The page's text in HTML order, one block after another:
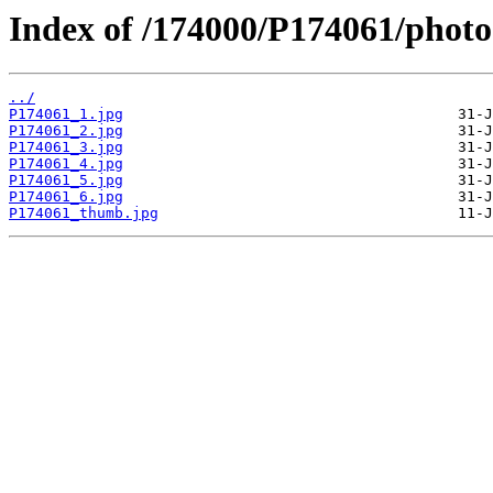
Index of /174000/P174061/
../
P174061_1.jpg
P174061_2.jpg
P174061_3.jpg
P174061_4.jpg
P174061_5.jpg
P174061_6.jpg
P174061_thumb.jpg